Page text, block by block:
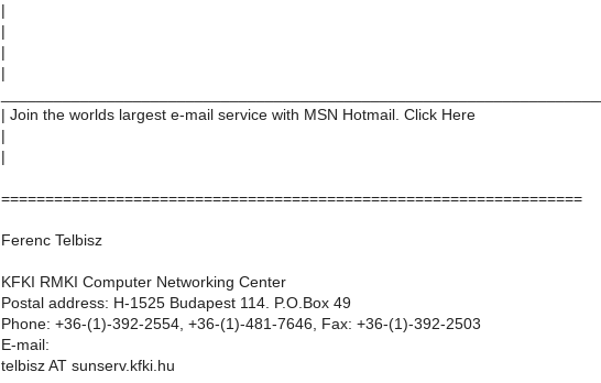
| Join the worlds largest e-mail service with MSN Hotmail. Click Here
==================================================================
Ferenc Telbisz
KFKI RMKI Computer Networking Center
Postal address: H-1525 Budapest 114. P.O.Box 49
Phone: +36-(1)-392-2554, +36-(1)-481-7646, Fax: +36-(1)-392-2503
E-mail:
telbisz AT sunserv.kfki.hu